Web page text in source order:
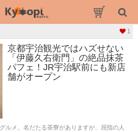
1
京都宇治観光ではハズせない
「伊藤久右衛門」の絶品抹茶
パフェ！JR宇治駅前にも新店
舗がオープン
ルメ。名だたる茶寮がありますが、屈指の人